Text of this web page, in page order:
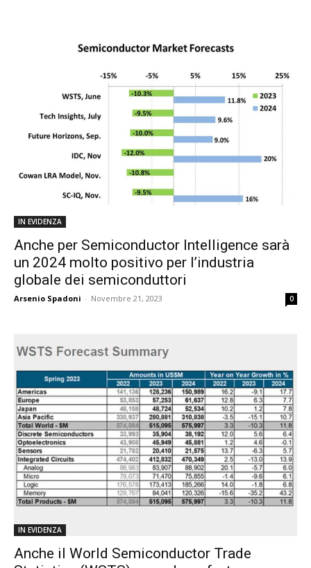
IN EVIDENZA
Anche per Semiconductor Intelligence sarà
un 2024 molto positivo per l’industria
globale dei semiconduttori
Arsenio Spadoni - Novembre 21, 2023 0
IN EVIDENZA
Anche il World Semiconductor Trade